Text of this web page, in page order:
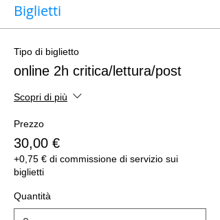
Biglietti
Tipo di biglietto
online 2h critica/lettura/post
Scopri di più
Prezzo
30,00 €
+0,75 € di commissione di servizio sui
biglietti
Quantità